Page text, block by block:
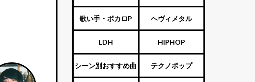
ジャニーズ）
ター スト
歌い手・ボカロP ヘヴィメタル
LDH HIPHOP
シーン別おすすめ曲 テクノポップ